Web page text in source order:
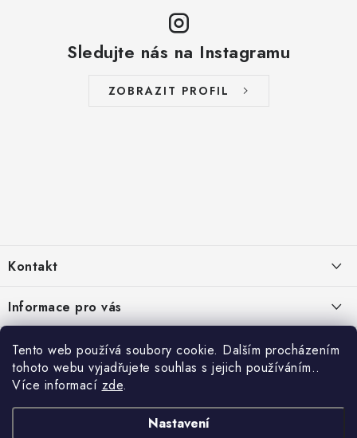
Tento web používá soubory cookie. Dalším procházením
tohoto webu vyjadřujete souhlas s jejich používáním..
Více informací zde.
Nastavení
Sledujte nás na Instagramu
ZOBRAZIT PROFIL
p
a
t
Kontakt
zelenyusak.cz
Facebook
Instagram
Informace pro vás
Často kladené otázky
Podmínky ochrany osobních údajů
Čtyřikrát proč
Krmivo je 100 % přírodní
Kvalitní prémiové krmivo
Platební metody
Podporujeme oblíbené platební metody: